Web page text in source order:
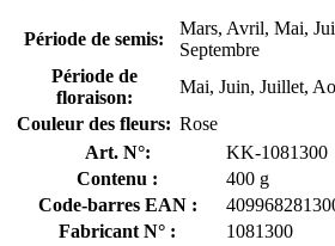
Période de semis:
Mars, Avril, Mai,
Septembre
Période de
floraison:
Mai, Juin, Juillet,
Couleur des fleurs: Rose
Art. N°:
KK-1081300
Contenu :
400 g
Code-barres EAN :
Fabricant N° :
1081300